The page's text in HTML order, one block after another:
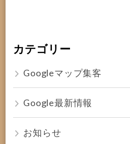
カテゴリー
Googleマップ集客
Google最新情報
お知らせ